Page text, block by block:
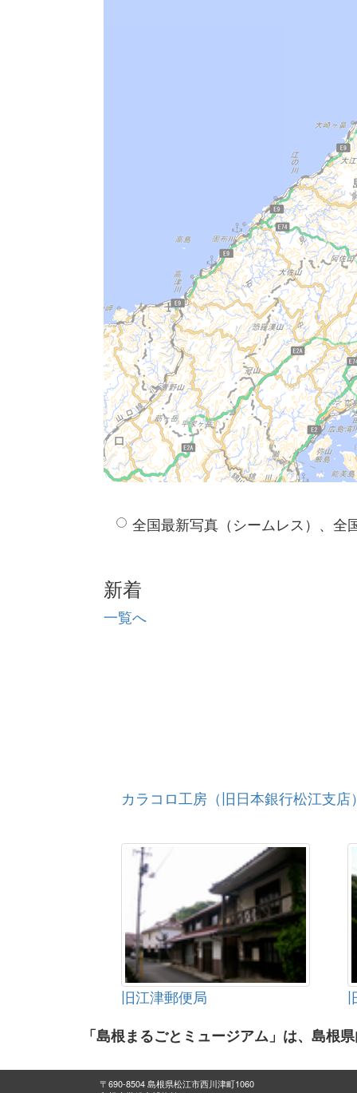
全国最新写真（シームレス）、全
新着
一覧へ
カラコロ工房（旧日本銀行松江支店
旧江津郵便局
「島根まるごとミュージアム」は、島根
〒690-8504 島根県松江市西川津町1060